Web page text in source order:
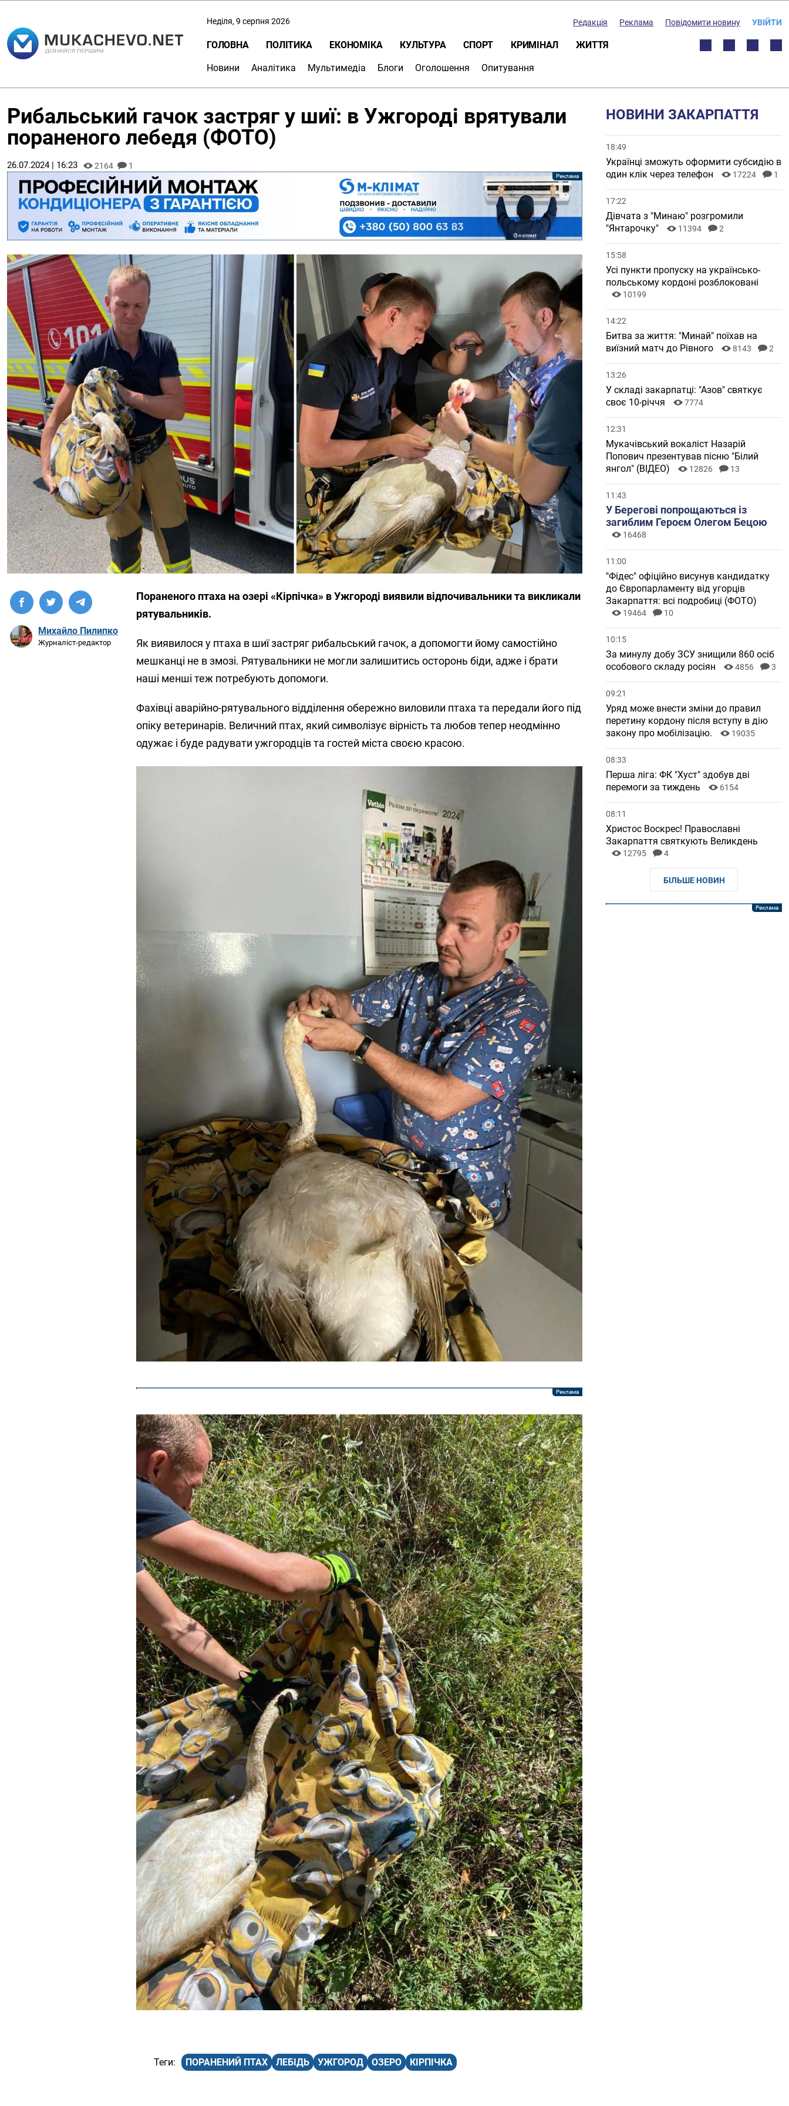
Неділя, 9 серпня 2026 Редакція Реклама Повідомити новину УВІЙТИ
ГОЛОВНА ПОЛІТИКА ЕКОНОМІКА КУЛЬТУРА СПОРТ КРИМІНАЛ ЖИТТЯ
Новини Аналітика Мультимедіа Блоги Оголошення Опитування
Рибальський гачок застряг у шиї: в Ужгороді врятували
пораненого лебедя (ФОТО)
26.07.2024 | 16:23 2164 1
Михайло Пилипко
Журналіст-редактор
Пораненого птаха на озері «Кірпічка» в Ужгороді виявили відпочивальники та викликали
рятувальників.
Як виявилося у птаха в шиї застряг рибальський гачок, а допомогти йому самостійно
мешканці не в змозі. Рятувальники не могли залишитись осторонь біди, адже і брати
наші менші теж потребують допомоги.
Фахівці аварійно-рятувального відділення обережно виловили птаха та передали його під
опіку ветеринарів. Величний птах, який символізує вірність та любов тепер неодмінно
одужає і буде радувати ужгородців та гостей міста своєю красою.
ПОРАНЕНИЙ ПТАХ ЛЕБІДЬ УЖГОРОД ОЗЕРО КІРПІЧКА
НОВИНИ ЗАКАРПАТТЯ
18:49
Українці зможуть оформити субсидію в
один клік через телефон
17224 1
17:22
Дівчата з "Минаю" розгромили
"Янтарочку"
11394 2
15:58
Усі пункти пропуску на українсько-
польському кордоні розблоковані
10199
14:22
Битва за життя: "Минай" поїхав на
виїзний матч до Рівного
8143 2
13:26
У складі закарпатці: "Азов" святкує
своє 10-річчя
7774
12:31
Мукачівський вокаліст Назарій
Попович презентував пісню "Білий
янгол" (ВІДЕО)
12826 13
11:43
У Берегові попрощаються із
загиблим Героєм Олегом Бецою
16468
11:00
"Фідес" офіційно висунув кандидатку
до Європарламенту від угорців
Закарпаття: всі подробиці (ФОТО)
19464 10
10:15
За минулу добу ЗСУ знищили 860 осіб
особового складу росіян
4856 3
09:21
Уряд може внести зміни до правил
перетину кордону після вступу в дію
закону про мобілізацію.
19035
08:33
Перша ліга: ФК "Хуст" здобув дві
перемоги за тиждень
6154
08:11
Христос Воскрес! Православні
Закарпаття святкують Великдень
12795 4
БІЛЬШЕ НОВИН